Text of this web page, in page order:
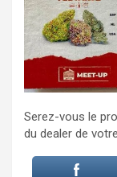
Serez-vous le
du dealer de